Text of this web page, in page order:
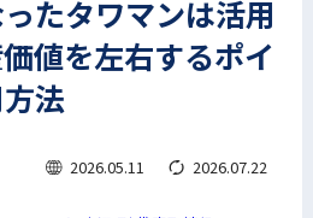
たタワマンは活用
値を左右するポイ
法
2026.05.11 2026.07.22